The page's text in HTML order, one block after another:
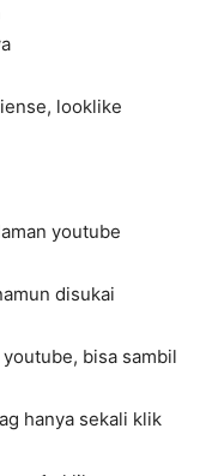
looklike
youtube
disukai
bisa sambil
hanya sekali klik